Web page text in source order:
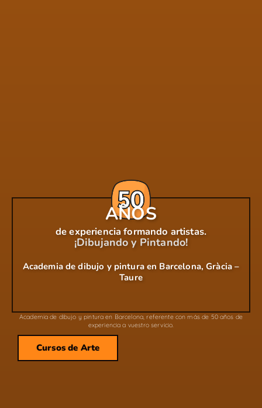
AÑOS
de experiencia formando artistas.
¡Dibujando y Pintando!
Academia de dibujo y pintura en Barcelona, Gràcia –
Taure
Academia de dibujo y pintura en Barcelona, referente con más de 50 años de
experiencia a vuestro servicio.
Cursos de Arte